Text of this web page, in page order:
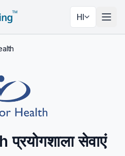
HI
सेवाएं